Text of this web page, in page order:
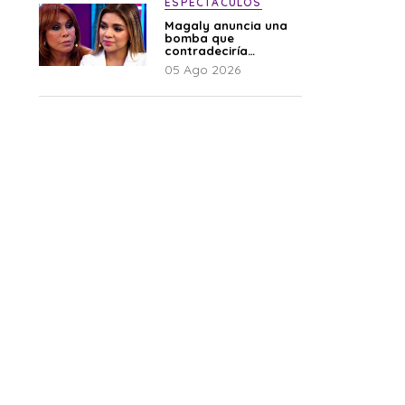
Magaly anuncia una
bomba que
contradeciría
comunicado de La
Bella Luz: “Hay un
05 Ago 2026